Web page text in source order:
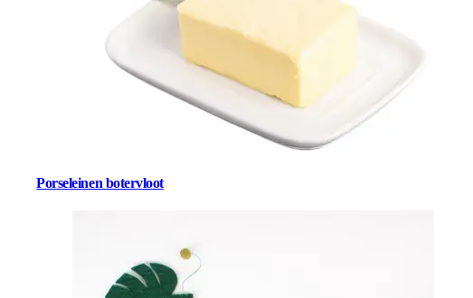
Porseleinen botervloot